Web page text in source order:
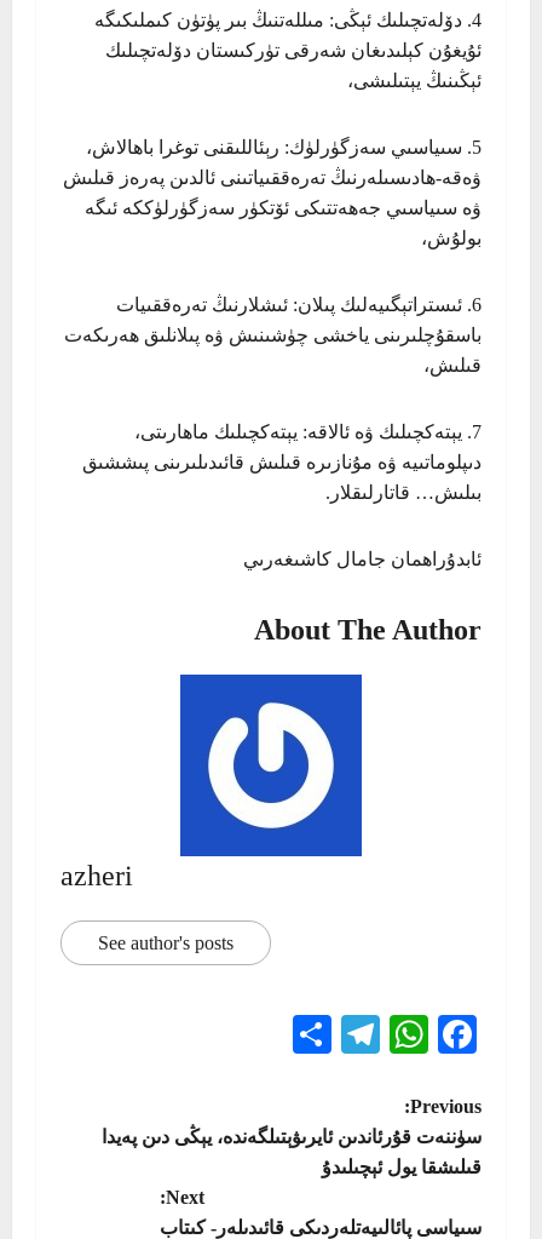
4. دۆلەتچىلىك ئېڭى: مىللەتنىڭ بىر پۈتۈن كىملىكىگە
ئۇيغۇن كېلىدىغان شەرقى تۈركىستان دۆلەتچىلىك
ئېڭىنىڭ يېتىلىشى،
5. سىياسىي سەزگۈرلۈك: رېئاللىقنى توغرا باھالاش،
ۋەقە-ھادىسىلەرنىڭ تەرەققىياتىنى ئالدىن پەرەز قىلىش
ۋە سىياسىي جەھەتتىكى ئۆتكۈر سەزگۈرلۈككە ئىگە
بولۇش،
6. ئىستراتېگىيەلىك پىلان: ئىشلارنىڭ تەرەققىيات
باسقۇچلىرىنى ياخشى چۈشىنىش ۋە پىلانلىق ھەرىكەت
قىلىش،
7. يېتەكچىلىك ۋە ئالاقە: يېتەكچىلىك ماھارىتى،
دىپلوماتىيە ۋە مۇنازىرە قىلىش قائىدىلىرىنى پىششىق
بىلىش… قاتارلىقلار.
ئابدۇراھمان جامال كاشىغەرىي
About The Author
azheri
See author's posts
Facebook
WhatsApp
Telegram
P
o
s
Previous:
سۈننەت قۇرئاندىن ئايرىۋېتىلگەندە، يېڭى دىن پەيدا
قىلىشقا يول ئېچىلىدۇ
Next:
سىياسى پائالىيەتلەردىكى قائىدىلەر- كىتاب